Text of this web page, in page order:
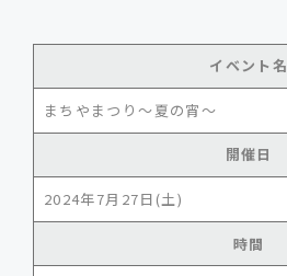
イベント名
まちやまつり～夏の宵～
開催日
2024年7月27日(土)
時間